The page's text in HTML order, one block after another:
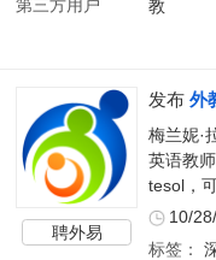
第三方用户
教
聘外易
发布 外
梅兰妮·
英语教师 工
tesol，
10/
标签：